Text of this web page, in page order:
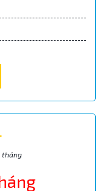
tháng